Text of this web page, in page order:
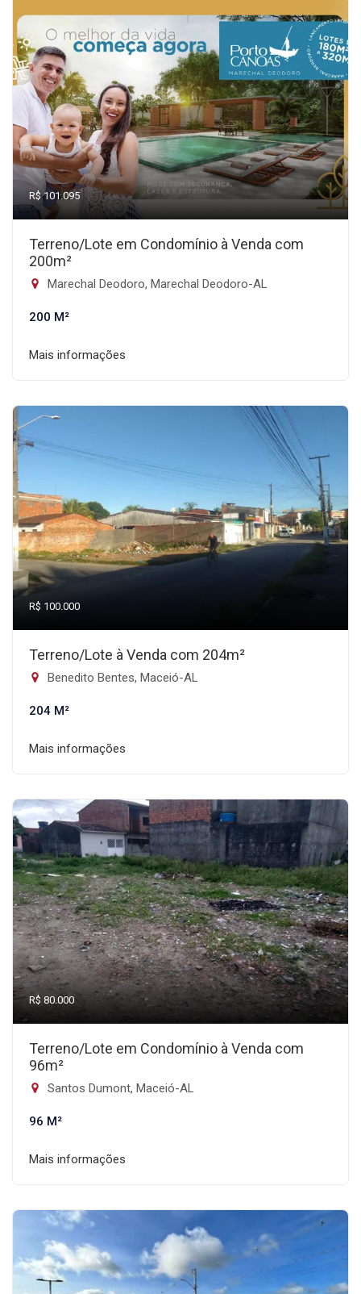
R$ 101.095
Terreno/Lote em Condomínio à Venda com
200m²
Marechal Deodoro, Marechal Deodoro-AL
200 M²
Mais informações
R$ 100.000
Terreno/Lote à Venda com 204m²
Benedito Bentes, Maceió-AL
204 M²
Mais informações
R$ 80.000
Terreno/Lote em Condomínio à Venda com
96m²
Santos Dumont, Maceió-AL
96 M²
Mais informações